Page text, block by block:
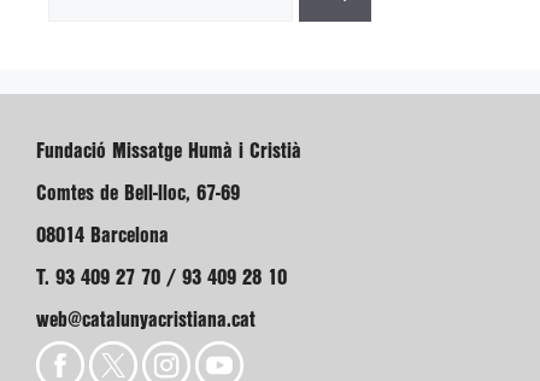
Fundació Missatge Humà i Cristià
Comtes de Bell-lloc, 67-69
08014 Barcelona
T. 93 409 27 70 / 93 409 28 10
web@catalunyacristiana.cat